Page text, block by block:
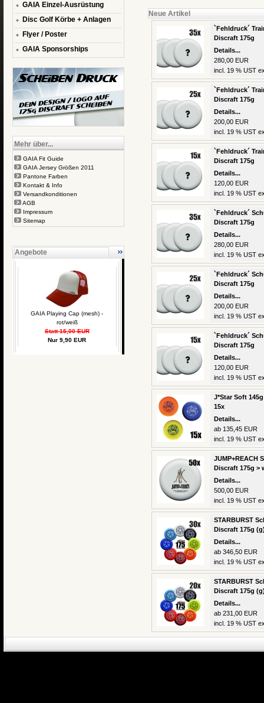
GAIA Einzel-Ausrüstung
Disc Golf Körbe + Anlagen
Flyer / Poster
GAIA Sponsorships
Mehr über...
GAIA Fit Guide
GAIA Jersey Größen 2011
Pantone Farben
Kontakt & Info
Versandkonditionen
AGB
Impressum
Sitemap
Angebote
GAIA Playing Cap (mesh) -
rot/weiß
Statt 15,00 EUR
Nur 9,90 EUR
Neue Artikel
`Fehldruck´
Discraft 175g
Details...
280,00 EUR
incl. 19 % UST
`Fehldruck´
Discraft 175g
Details...
200,00 EUR
incl. 19 % UST
`Fehldruck´
Discraft 175g
Details...
120,00 EUR
incl. 19 % UST
`Fehldruck´
Discraft 175g
Details...
280,00 EUR
incl. 19 % UST
`Fehldruck´
Discraft 175g
Details...
200,00 EUR
incl. 19 % UST
`Fehldruck´
Discraft 175g
Details...
120,00 EUR
incl. 19 % UST
J*Star Soft
15x
Details...
ab 135,45 EUR
incl. 19 % UST
JUMP+REACH
Discraft 175g >
Details...
500,00 EUR
incl. 19 % UST
STARBURST
Discraft 175g
Details...
ab 346,50 EUR
incl. 19 % UST
STARBURST
Discraft 175g
Details...
ab 231,00 EUR
incl. 19 % UST